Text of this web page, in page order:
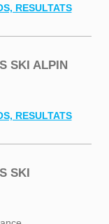
RESULTATS
SKI ALPIN
RESULTATS
SKI